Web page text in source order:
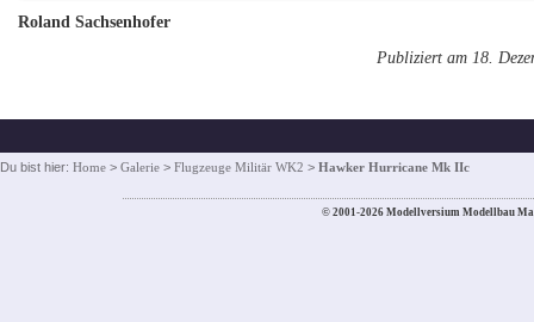
Roland Sachsenhofer
Publiziert am 18.
Du bist hier: Home > Galerie > Flugzeuge Militär WK2 > Hawker Hurricane Mk IIc
© 2001-2026 Modellversium Modellbau